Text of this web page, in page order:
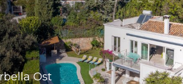
Ost